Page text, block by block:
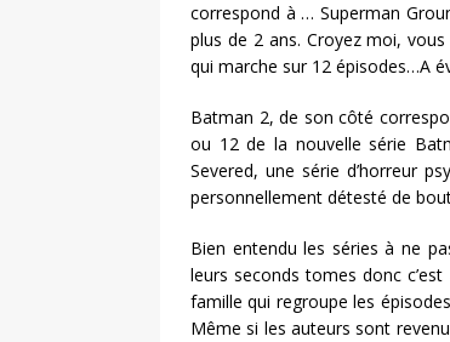
correspond à … Superman
plus de 2 ans. Croyez moi,
qui marche sur 12 épisodes…A
Batman 2, de son côté
ou 12 de la nouvelle série
Severed, une série d’horreur
personnellement détesté de
Bien entendu les séries à ne
leurs seconds tomes donc
famille qui regroupe les
Même si les auteurs sont